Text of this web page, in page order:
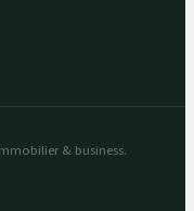
& business.